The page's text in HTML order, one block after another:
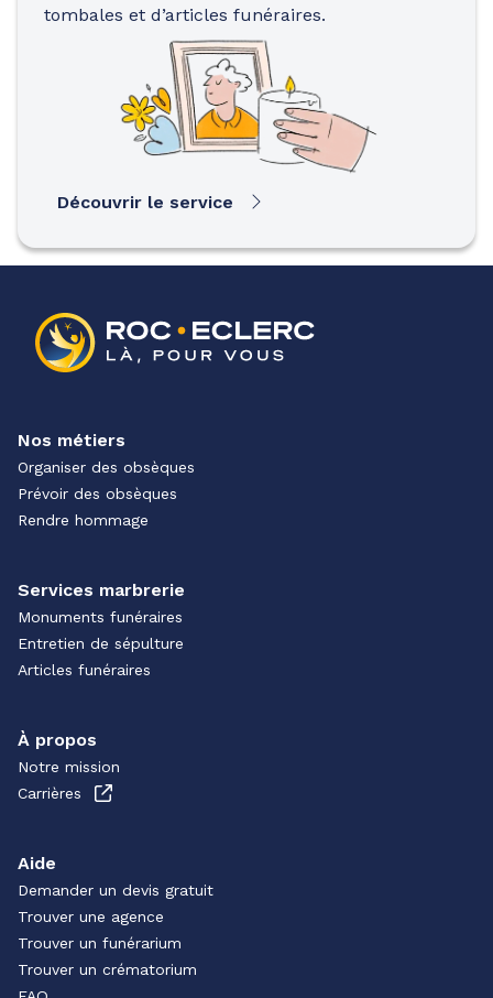
tombales et d’articles funéraires.
Découvrir le service
Nos métiers
Organiser des obsèques
Prévoir des obsèques
Rendre hommage
Services marbrerie
Monuments funéraires
Entretien de sépulture
Articles funéraires
À propos
Notre mission
Carrières
Aide
Demander un devis gratuit
Trouver une agence
Trouver un funérarium
Trouver un crématorium